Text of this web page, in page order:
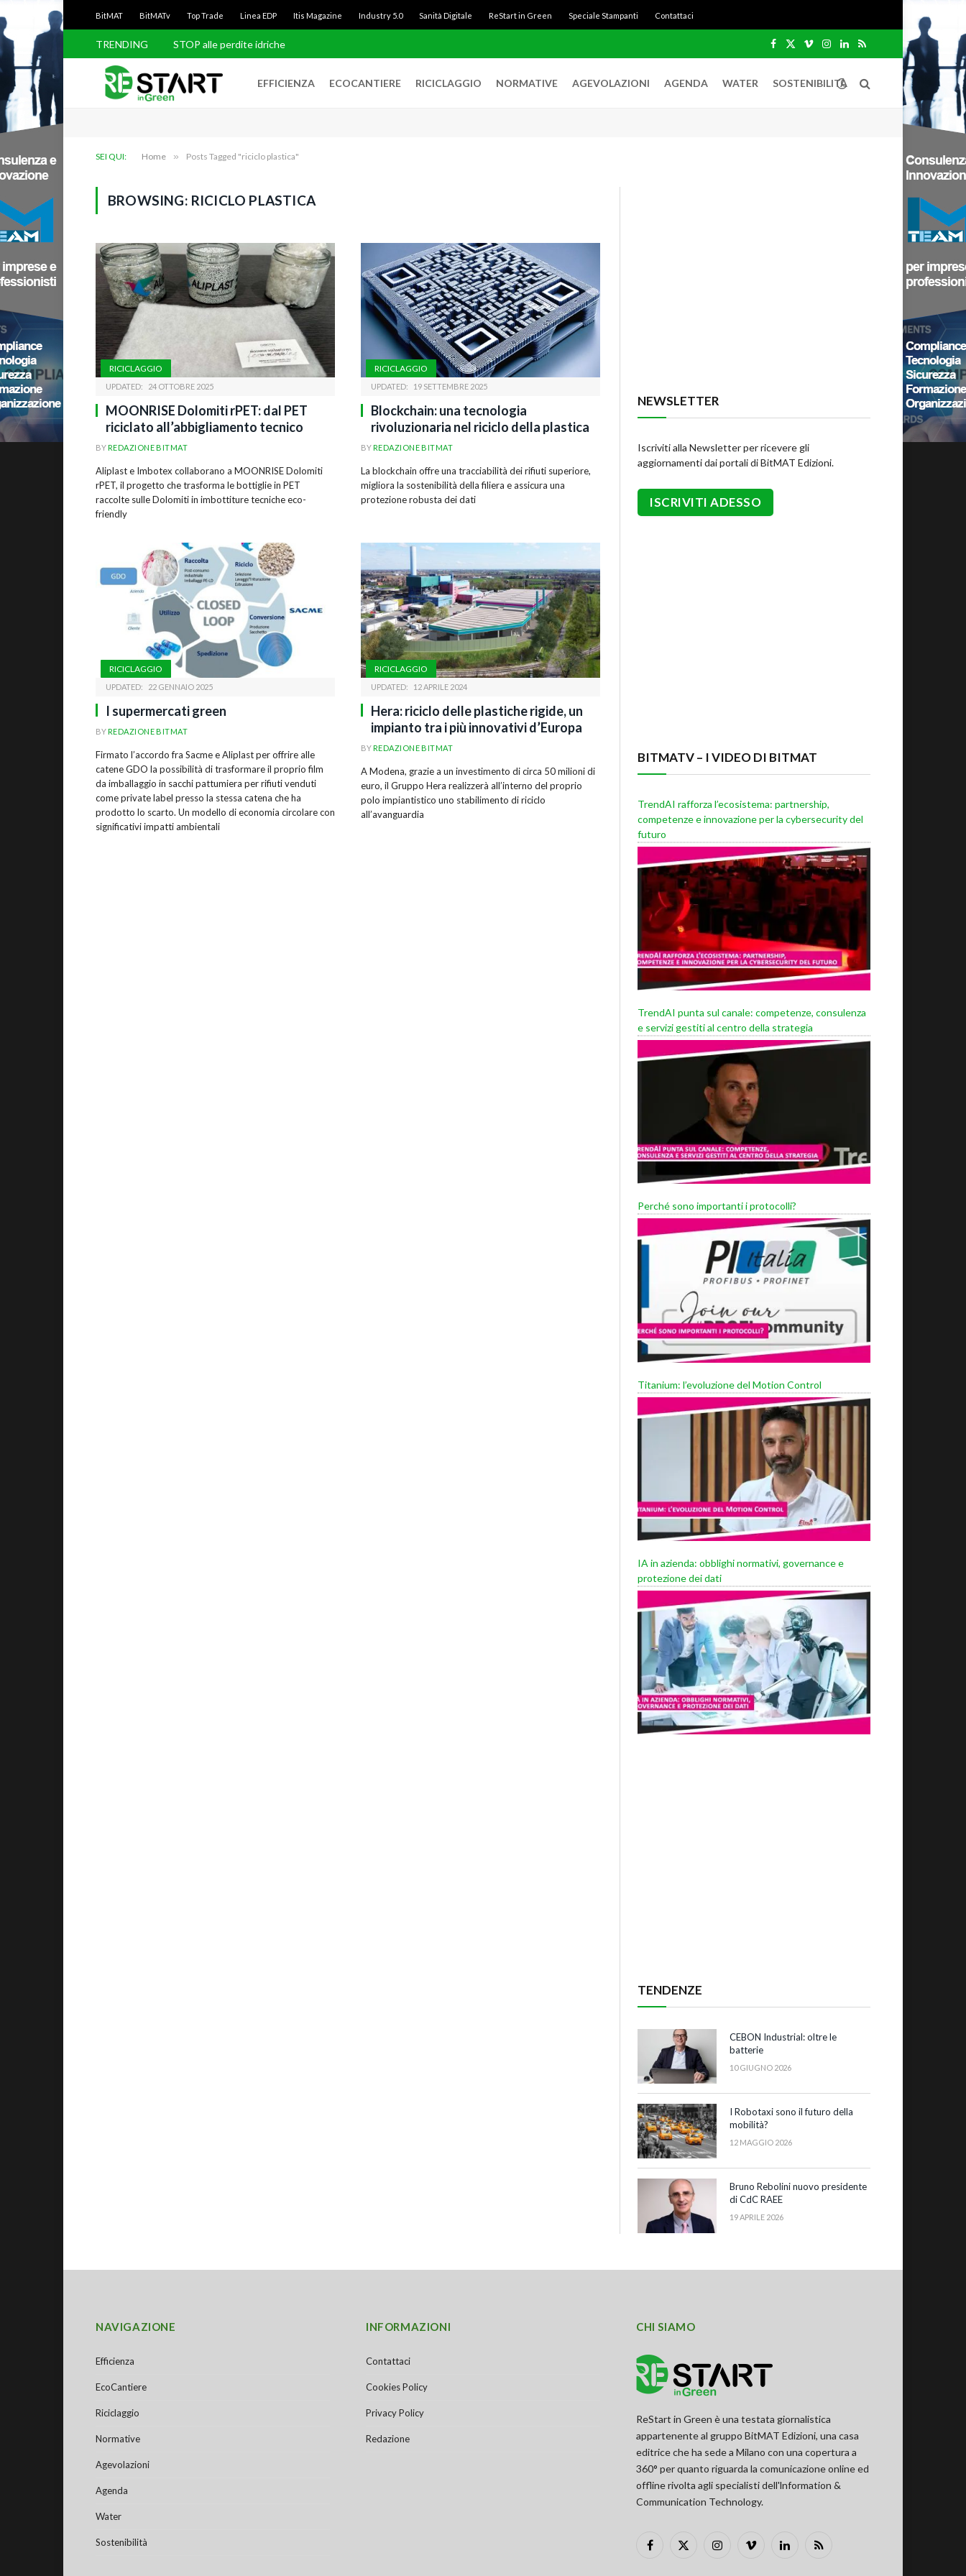
BitMAT BitMATv Top Trade Linea EDP Itis Magazine Industry 5.0 Sanità Digitale ReStart in Green Speciale Stampanti Contattaci
TRENDING STOP alle perdite idriche
Facebook
X
VimeoInstagram
LinkedIn
RSS
EFFICIENZA ECOCANTIERE RICICLAGGIO NORMATIVE AGEVOLAZIONI AGENDA WATER SOSTENIBILITÀ
SEI QUI: Home » Posts Tagged "riciclo plastica"
BROWSING: RICICLO PLASTICA
RICICLAGGIO
UPDATED: 24 OTTOBRE 2025
MOONRISE Dolomiti rPET: dal PET
riciclato all’abbigliamento tecnico
BYREDAZIONE BITMAT
Aliplast e Imbotex collaborano a MOONRISE Dolomiti
rPET, il progetto che trasforma le bottiglie in PET
raccolte sulle Dolomiti in imbottiture tecniche eco-
friendly
RICICLAGGIO
UPDATED: 19 SETTEMBRE 2025
Blockchain: una tecnologia
rivoluzionaria nel riciclo della plastica
BYREDAZIONE BITMAT
La blockchain offre una tracciabilità dei rifiuti superiore,
migliora la sostenibilità della filiera e assicura una
protezione robusta dei dati
RICICLAGGIO
UPDATED: 22 GENNAIO 2025
I supermercati green
BYREDAZIONE BITMAT
Firmato l’accordo fra Sacme e Aliplast per offrire alle
catene GDO la possibilità di trasformare il proprio film
da imballaggio in sacchi pattumiera per rifiuti venduti
come private label presso la stessa catena che ha
prodotto lo scarto. Un modello di economia circolare con
significativi impatti ambientali
RICICLAGGIO
UPDATED: 12 APRILE 2024
Hera: riciclo delle plastiche rigide, un
impianto tra i più innovativi d’Europa
BYREDAZIONE BITMAT
A Modena, grazie a un investimento di circa 50 milioni di
euro, il Gruppo Hera realizzerà all’interno del proprio
polo impiantistico uno stabilimento di riciclo
all’avanguardia
NEWSLETTER
Iscriviti alla Newsletter per ricevere gli
aggiornamenti dai portali di BitMAT Edizioni.
BITMATV – I VIDEO DI BITMAT
TrendAI rafforza l’ecosistema: partnership,
competenze e innovazione per la cybersecurity del
futuro
TrendAI punta sul canale: competenze, consulenza
e servizi gestiti al centro della strategia
Perché sono importanti i protocolli?
Titanium: l’evoluzione del Motion Control
IA in azienda: obblighi normativi, governance e
protezione dei dati
TENDENZE
CEBON Industrial: oltre le
batterie
10 GIUGNO 2026
I Robotaxi sono il futuro della
mobilità?
12 MAGGIO 2026
Bruno Rebolini nuovo presidente
di CdC RAEE
19 APRILE 2026
NAVIGAZIONE
Efficienza
EcoCantiere
Riciclaggio
Normative
Agevolazioni
Agenda
Water
Sostenibilità
INFORMAZIONI
Contattaci
Cookies Policy
Privacy Policy
Redazione
CHI SIAMO
ReStart in Green è una testata giornalistica
appartenente al gruppo BitMAT Edizioni, una casa
editrice che ha sede a Milano con una copertura a
360° per quanto riguarda la comunicazione online ed
offline rivolta agli specialisti dell'lnformation &
Communication Technology.
Facebook
X
InstagramVimeo LinkedInRSS